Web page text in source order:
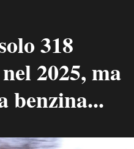
318
2025, ma
benzina...